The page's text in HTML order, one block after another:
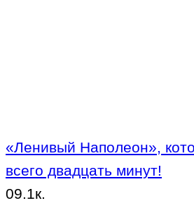
«Ленивый Наполеон»,
всего двадцать минут!
09.1к.